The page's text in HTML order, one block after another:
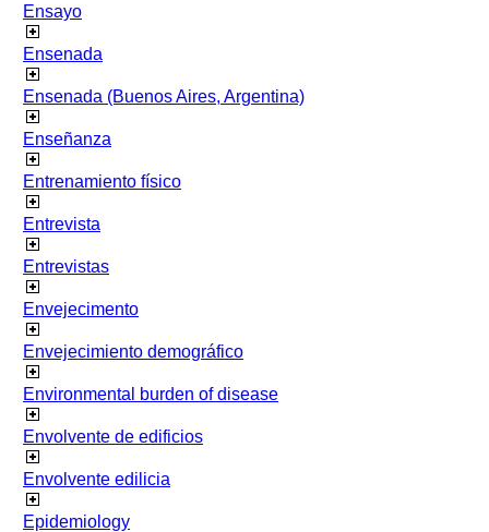
Ensayo
Ensenada
Ensenada (Buenos Aires, Argentina)
Enseñanza
Entrenamiento físico
Entrevista
Entrevistas
Envejecimento
Envejecimiento demográfico
Environmental burden of disease
Envolvente de edificios
Envolvente edilicia
Epidemiology